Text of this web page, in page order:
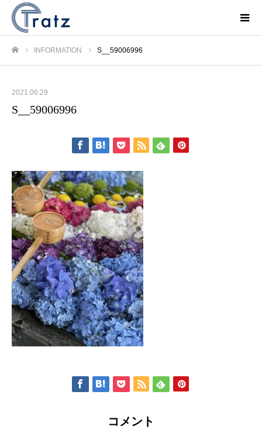
INFORMATION S__59006996
2021.06.29
S__59006996
コメント